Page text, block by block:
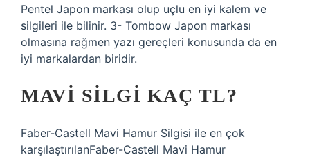
Pentel Japon markası olup uçlu en iyi kalem ve
silgileri ile bilinir. 3- Tombow Japon markası
olmasına rağmen yazı gereçleri konusunda da en
iyi markalardan biridir.
MAVI SILGI KAÇ TL?
Faber-Castell Mavi Hamur Silgisi ile en çok
karşılaştırılanFaber-Castell Mavi Hamur